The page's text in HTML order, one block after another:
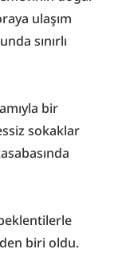
ulaşım
sınırlı
bir
sokaklar
biri oldu.